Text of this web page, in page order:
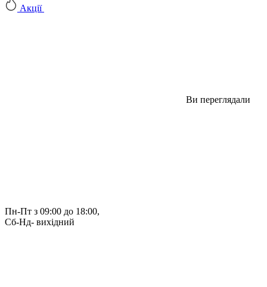
Акції
Ви переглядали
Пн-Пт з 09:00 до 18:00,
Сб-Нд- вихідний